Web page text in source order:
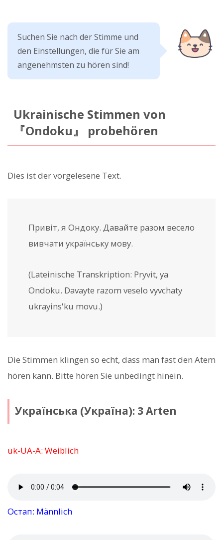
Suchen Sie nach der Stimme und
den Einstellungen, die für Sie am
angenehmsten zu hören sind!
Ukrainische Stimmen von
『Ondoku』 probehören
Dies ist der vorgelesene Text.
Привіт, я Ондоку. Давайте разом весело
вивчати українську мову.
(Lateinische Transkription: Pryvit, ya
Ondoku. Davayte razom veselo vyvchaty
ukrayins'ku movu.)
Die Stimmen klingen so echt, dass man fast den Atem
hören kann. Bitte hören Sie unbedingt hinein.
Українська (Україна): 3 Arten
uk-UA-A: Weiblich
Остап: Männlich